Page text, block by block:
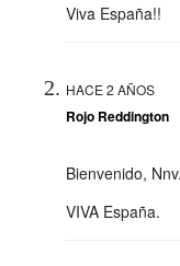
Viva España!!
HACE 2 AÑOS
Rojo Reddington
Bienvenido, Nnv.
VIVA España.